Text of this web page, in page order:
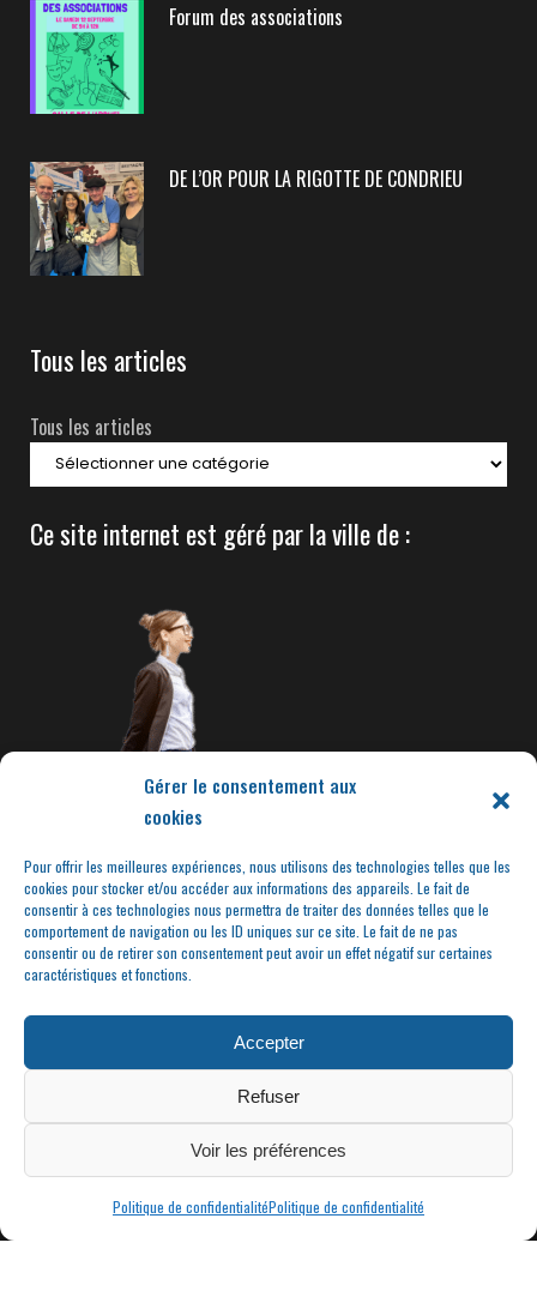
Gérer le consentement aux
cookies
Pour offrir les meilleures expériences, nous utilisons des technologies telles que les
cookies pour stocker et/ou accéder aux informations des appareils. Le fait de
consentir à ces technologies nous permettra de traiter des données telles que le
comportement de navigation ou les ID uniques sur ce site. Le fait de ne pas
consentir ou de retirer son consentement peut avoir un effet négatif sur certaines
caractéristiques et fonctions.
Accepter
Refuser
Voir les préférences
Politique de confidentialitéPolitique de confidentialité
Forum des associations
DE L’OR POUR LA RIGOTTE DE CONDRIEU
Tous les articles
Tous les articles
Ce site internet est géré par la ville de :